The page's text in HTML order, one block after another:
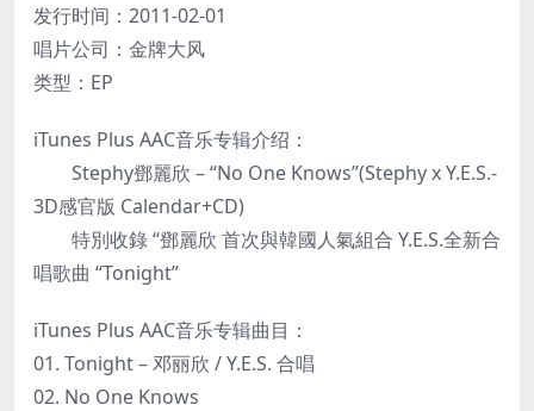
发行时间：2011-02-01
唱片公司：金牌大风
类型：EP
iTunes Plus AAC音乐专辑介绍：
Stephy鄧麗欣 – “No One Knows”(Stephy x Y.E.S.-
3D感官版 Calendar+CD)
特別收錄 “鄧麗欣 首次與韓國人氣組合 Y.E.S.全新合
唱歌曲 “Tonight”
iTunes Plus AAC音乐专辑曲目：
01. Tonight – 邓丽欣 / Y.E.S. 合唱
02. No One Knows